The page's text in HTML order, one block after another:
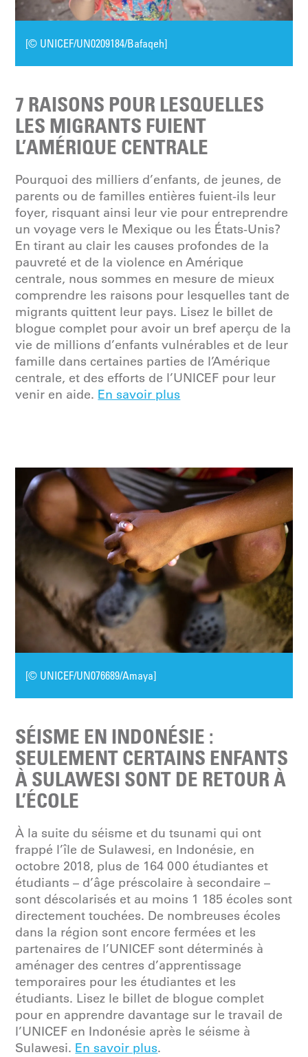
[© UNICEF/UN0209184/Bafaqeh]
7 RAISONS POUR LESQUELLES
LES MIGRANTS FUIENT
L’AMÉRIQUE CENTRALE
Pourquoi des milliers d’enfants, de jeunes, de
parents ou de familles entières fuient-ils leur
foyer, risquant ainsi leur vie pour entreprendre
un voyage vers le Mexique ou les États-Unis?
En tirant au clair les causes profondes de la
pauvreté et de la violence en Amérique
centrale, nous sommes en mesure de mieux
comprendre les raisons pour lesquelles tant de
migrants quittent leur pays. Lisez le billet de
blogue complet pour avoir un bref aperçu de la
vie de millions d’enfants vulnérables et de leur
famille dans certaines parties de l’Amérique
centrale, et des efforts de l’UNICEF pour leur
venir en aide. En savoir plus
[© UNICEF/UN076689/Amaya]
SÉISME EN INDONÉSIE :
SEULEMENT CERTAINS ENFANTS
À SULAWESI SONT DE RETOUR À
L’ÉCOLE
À la suite du séisme et du tsunami qui ont
frappé l’île de Sulawesi, en Indonésie, en
octobre 2018, plus de 164 000 étudiantes et
étudiants – d’âge préscolaire à secondaire –
sont déscolarisés et au moins 1 185 écoles sont
directement touchées. De nombreuses écoles
dans la région sont encore fermées et les
partenaires de l’UNICEF sont déterminés à
aménager des centres d’apprentissage
temporaires pour les étudiantes et les
étudiants. Lisez le billet de blogue complet
pour en apprendre davantage sur le travail de
l’UNICEF en Indonésie après le séisme à
Sulawesi. En savoir plus.